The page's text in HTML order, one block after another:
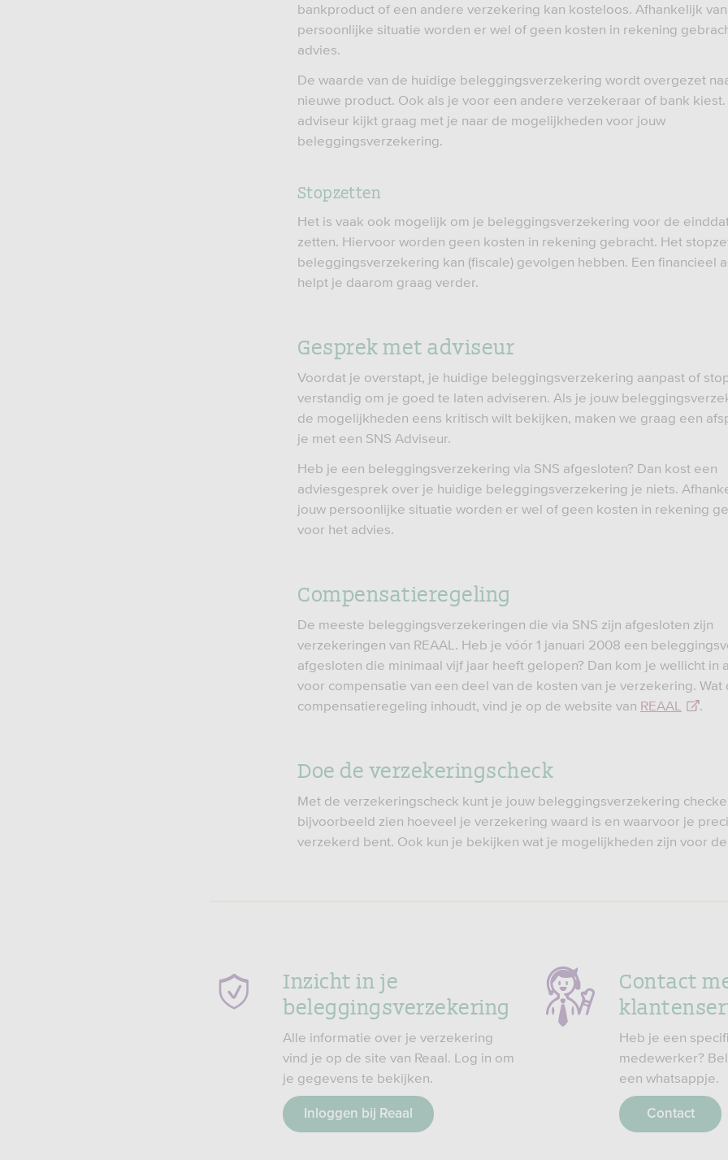
bankproduct of een andere verzekering kan kosteloos. Afhankelijk
persoonlijke situatie worden er wel of geen kosten in rekening
advies.
De waarde van de huidige beleggingsverzekering wordt overgezet
nieuwe product. Ook als je voor een andere verzekeraar of bank kiest.
adviseur kijkt graag met je naar de mogelijkheden voor jouw
beleggingsverzekering.
Stopzetten
Het is vaak ook mogelijk om je beleggingsverzekering voor de
zetten. Hiervoor worden geen kosten in rekening gebracht. Het
beleggingsverzekering kan (fiscale) gevolgen hebben. Een financieel
helpt je daarom graag verder.
Gesprek met adviseur
Voordat je overstapt, je huidige beleggingsverzekering aanpast of
verstandig om je goed te laten adviseren. Als je jouw
de mogelijkheden eens kritisch wilt bekijken, maken we graag een
je met een SNS Adviseur.
Heb je een beleggingsverzekering via SNS afgesloten? Dan kost een
adviesgesprek over je huidige beleggingsverzekering je niets.
jouw persoonlijke situatie worden er wel of geen kosten in rekening
voor het advies.
Compensatieregeling
De meeste beleggingsverzekeringen die via SNS zijn afgesloten zijn
verzekeringen van REAAL. Heb je vóór 1 januari 2008 een
afgesloten die minimaal vijf jaar heeft gelopen? Dan kom je wellicht in
voor compensatie van een deel van de kosten van je verzekering. Wat
compensatieregeling inhoudt, vind je op de website van REAAL .
Doe de verzekeringscheck
Met de verzekeringscheck kunt je jouw beleggingsverzekering
bijvoorbeeld zien hoeveel je verzekering waard is en waarvoor je
verzekerd bent. Ook kun je bekijken wat je mogelijkheden zijn voor
Inzicht in je
beleggingsverzekering
Alle informatie over je verzekering
vind je op de site van Reaal. Log in om
je gegevens te bekijken.
Inloggen bij Reaal
Contact
Heb je een
medewerker?
een whatsappje.
Contact